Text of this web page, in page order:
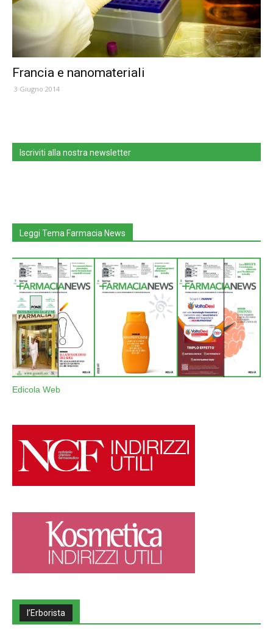
Francia e nanomateriali
3 Giugno 2014
Iscriviti alla nostra newsletter
Leggi Tema Farmacia News
Edicola Web
l’Erborista